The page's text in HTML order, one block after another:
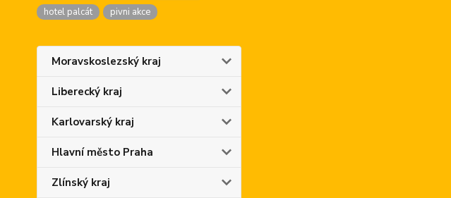
hotel palcát
pivni akce
Moravskoslezský kraj
Liberecký kraj
Karlovarský kraj
Hlavní město Praha
Zlínský kraj